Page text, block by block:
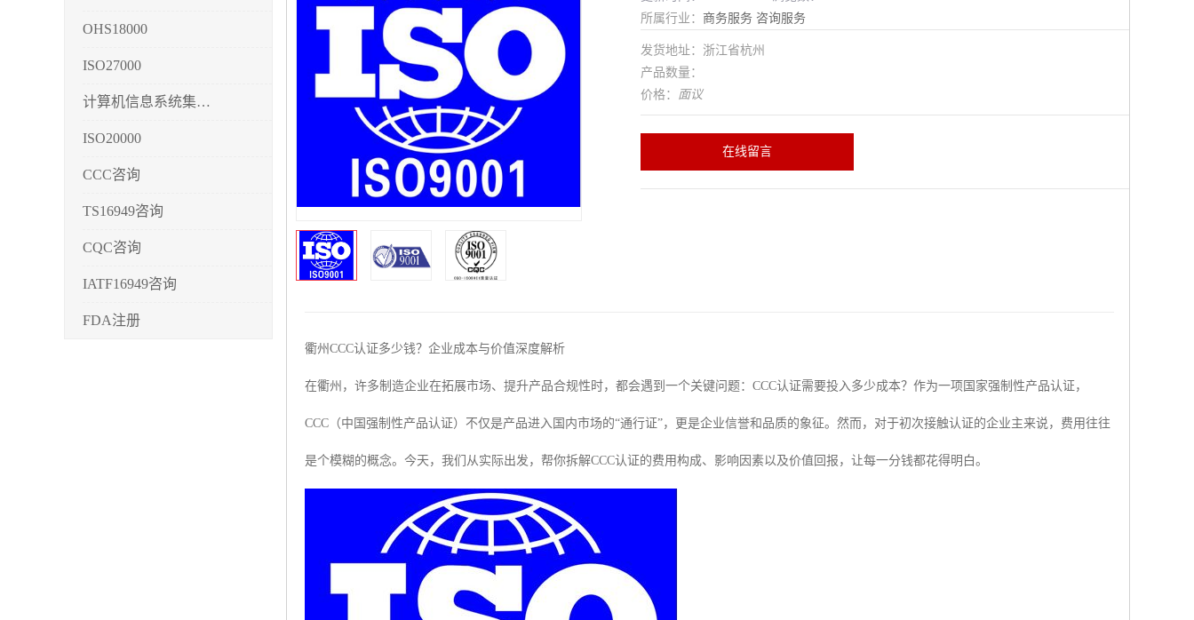
OHS18000
ISO27000
计算机信息系统集成3/4/5
ISO20000
CCC咨询
TS16949咨询
CQC咨询
IATF16949咨询
FDA注册
所属行业： 商务服务 咨询服务
发货地址：浙江省杭州
产品数量：
价格： 面议
在线留言
衢州CCC认证多少钱？企业成本与价值深度解析
在衢州，许多制造企业在拓展市场、提升产品合规性时，都会遇到一个关键问题：CCC认证需要投入多少成本？作为一项国家强制性产品认证，
CCC（中国强制性产品认证）不仅是产品进入国内市场的“通行证”，更是企业信誉和品质的象征。然而，对于初次接触认证的企业主来说，费用往往
是个模糊的概念。今天，我们从实际出发，帮你拆解CCC认证的费用构成、影响因素以及价值回报，让每一分钱都花得明白。